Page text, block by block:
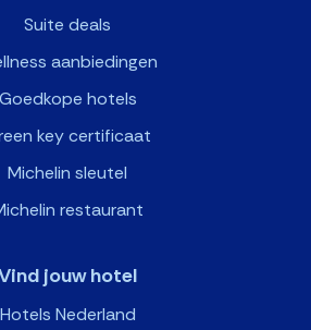
Suite deals
aanbiedingen
Goedkope hotels
key certificaat
Michelin sleutel
restaurant
jouw hotel
Hotels Nederland